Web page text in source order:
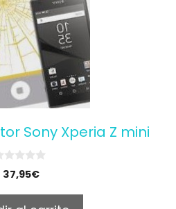
Sony Xperia Z mini
37,95€